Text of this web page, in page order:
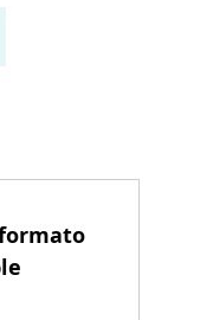
en facebook